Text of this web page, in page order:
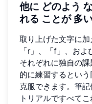
他に どのよう
れる ことが 多
取り上げた文字に
「r」、「f」、およ
それぞれに独自の
的に練習するとい
克服できます。 筆記
トリアルですべて